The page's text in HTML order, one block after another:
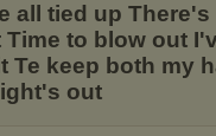
all tied up
to blow out
Te keep both my
out